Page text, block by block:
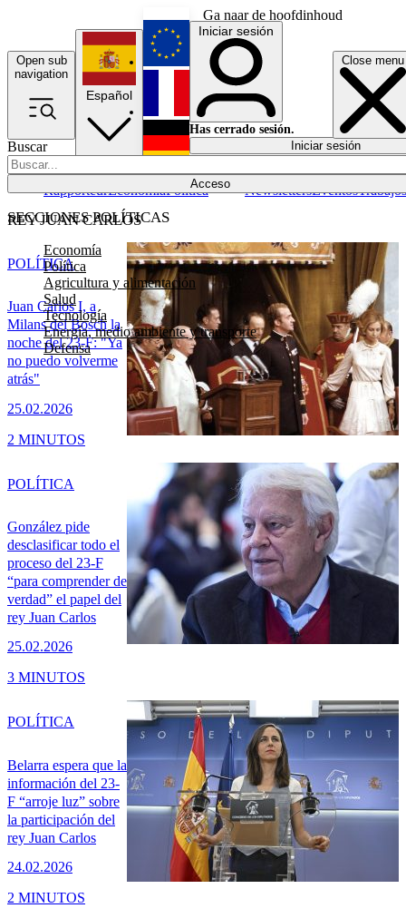
Ga naar de hoofdinhoud
Open sub
navigation
Close menu
Buscar
Acceso
SECCIONES POLÍTICAS
Economía
Política
Agricultura y alimentación
Salud
Tecnología
Energía, medio ambiente y transporte
Defensa
RapporteurEconomíaPolítica NewslettersEventosTrabajos
Español
English
Français
Iniciar sesión
Has cerrado sesión.
Iniciar sesión
REY JUAN CARLOS
Juan Carlos I, a
Milans del Bosch la
noche del 23-F: "Ya
no puedo volverme
atrás"
25.02.2026
POLÍTICA
2 MINUTOS
González pide
desclasificar todo el
proceso del 23-F
“para comprender de
verdad” el papel del
rey Juan Carlos
25.02.2026
POLÍTICA
3 MINUTOS
Belarra espera que la
información del 23-
F “arroje luz” sobre
la participación del
rey Juan Carlos
24.02.2026
POLÍTICA
2 MINUTOS